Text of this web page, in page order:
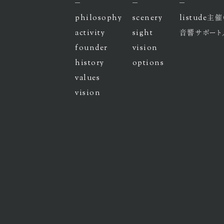
philosophy
activity
founder
history
values
vision
scenery
sight
vision
options
listude主催
音響サポー